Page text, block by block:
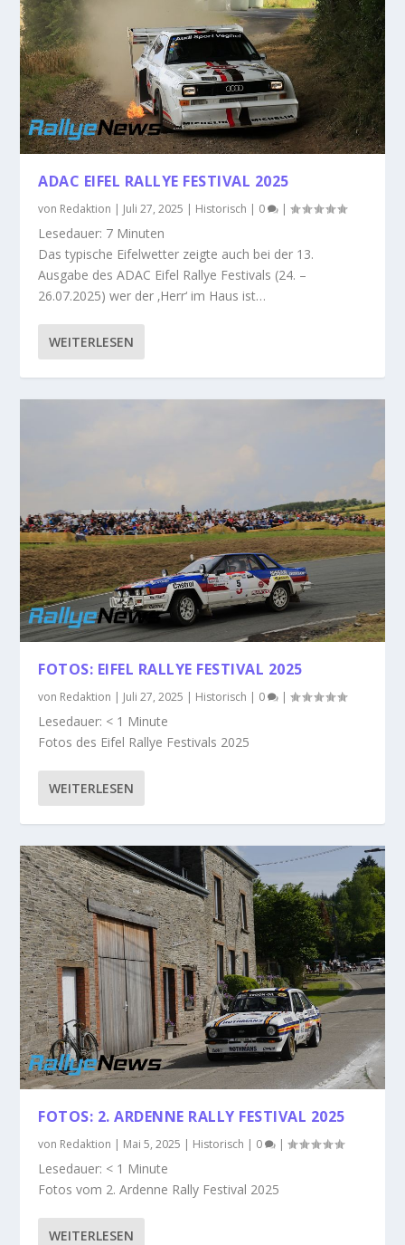
ADAC EIFEL RALLYE FESTIVAL 2025
von Redaktion | Juli 27, 2025 | Historisch | 0 |
Lesedauer: 7 Minuten
Das typische Eifelwetter zeigte auch bei der 13.
Ausgabe des ADAC Eifel Rallye Festivals (24. –
26.07.2025) wer der ‚Herr‘ im Haus ist…
WEITERLESEN
FOTOS: EIFEL RALLYE FESTIVAL 2025
von Redaktion | Juli 27, 2025 | Historisch | 0 |
Lesedauer: < 1 Minute
Fotos des Eifel Rallye Festivals 2025
WEITERLESEN
FOTOS: 2. ARDENNE RALLY FESTIVAL 2025
von Redaktion | Mai 5, 2025 | Historisch | 0 |
Lesedauer: < 1 Minute
Fotos vom 2. Ardenne Rally Festival 2025
WEITERLESEN